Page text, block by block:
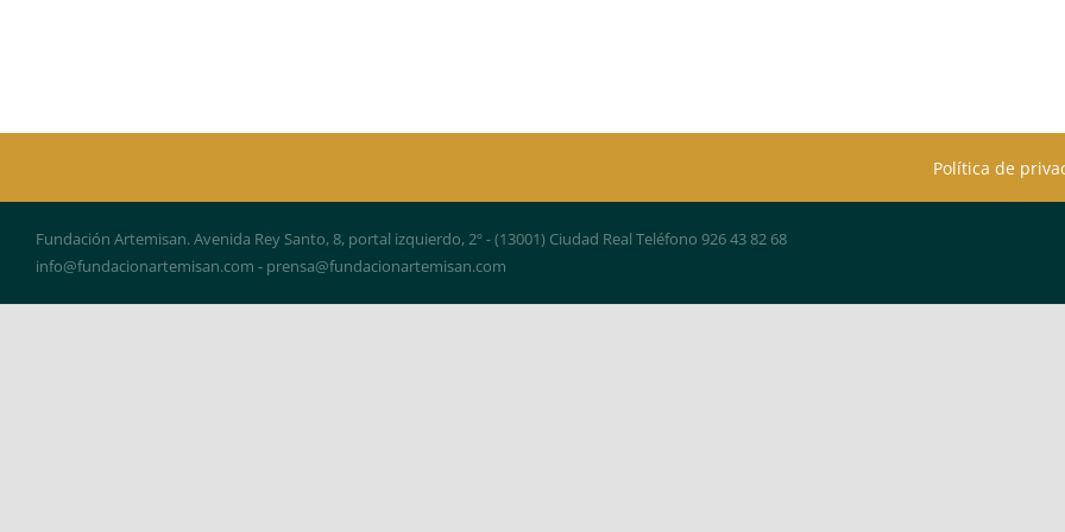
Política de
Fundación Artemisan. Avenida Rey Santo, 8, portal izquierdo, 2º - (13001) Ciudad Real Teléfono 926 43 82 68
info@fundacionartemisan.com - prensa@fundacionartemisan.com